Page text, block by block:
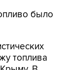
было
топлива